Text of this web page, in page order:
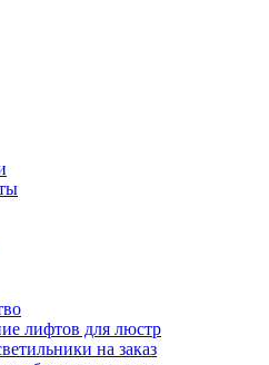
лифтов для люстр
на заказ